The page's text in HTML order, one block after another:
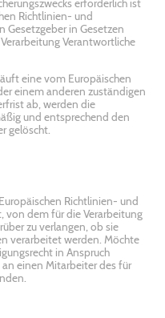
erforderlich ist
Richtlinien- und
Gesetzgeber in Gesetzen
Verantwortliche
eine vom Europäischen
einem anderen zuständigen
ab, werden die
und entsprechend den
gelöscht.
Richtlinien- und
von dem für die Verarbeitung
zu verlangen, ob sie
verarbeitet werden. Möchte
in Anspruch
an einen Mitarbeiter des für